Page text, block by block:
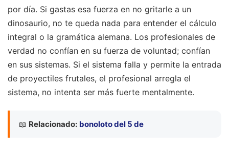
por día. Si gastas esa fuerza en no gritarle a un
dinosaurio, no te queda nada para entender el cálculo
integral o la gramática alemana. Los profesionales de
verdad no confían en su fuerza de voluntad; confían
en sus sistemas. Si el sistema falla y permite la entrada
de proyectiles frutales, el profesional arregla el
sistema, no intenta ser más fuerte mentalmente.
📖 Relacionado: bonoloto del 5 de